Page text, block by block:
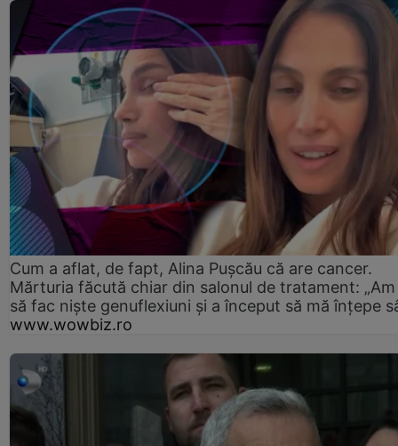
Cum a aflat, de fapt, Alina Pușcău că are cancer.
Mărturia făcută chiar din salonul de tratament:
să fac niște genuflexiuni și a început să mă înțepe
www.wowbiz.ro